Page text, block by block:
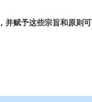
并赋予这些宗旨和原则可